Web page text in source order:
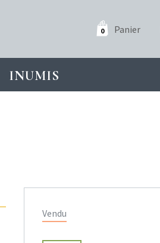
0 Panier
INUMIS
Vendu